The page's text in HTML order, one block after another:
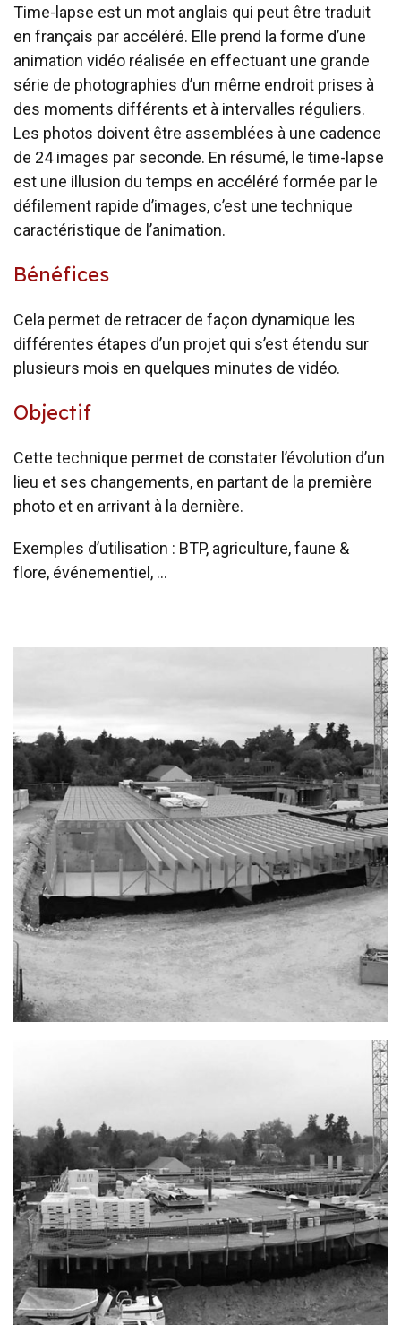
Time-lapse est un mot anglais qui peut être traduit
en français par accéléré. Elle prend la forme d’une
animation vidéo réalisée en effectuant une grande
série de photographies d’un même endroit prises à
des moments différents et à intervalles réguliers.
Les photos doivent être assemblées à une cadence
de 24 images par seconde. En résumé, le time-lapse
est une illusion du temps en accéléré formée par le
défilement rapide d’images, c’est une technique
caractéristique de l’animation.
Bénéfices
Cela permet de retracer de façon dynamique les
différentes étapes d’un projet qui s’est étendu sur
plusieurs mois en quelques minutes de vidéo.
Objectif
Cette technique permet de constater l’évolution d’un
lieu et ses changements, en partant de la première
photo et en arrivant à la dernière.
Exemples d’utilisation : BTP, agriculture, faune &
flore, événementiel, …